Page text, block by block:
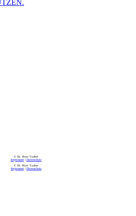
© Dr. Peter Tauber
Impressum| Datenschutz
© Dr. Peter Tauber
Impressum| Datenschutz